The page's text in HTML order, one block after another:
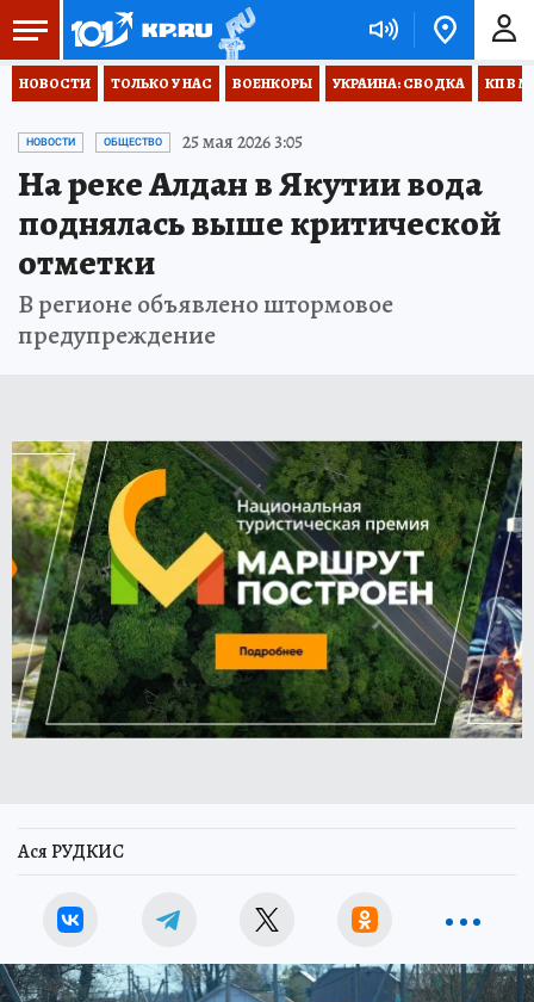
НОВОСТИ ТОЛЬКО У НАС ВОЕНКОРЫ УКРАИНА: СВОДКА КП В
НОВОСТИ ОБЩЕСТВО 25 мая 2026 3:05
На реке Алдан в Якутии вода
поднялась выше критической
отметки
В регионе объявлено штормовое
предупреждение
Ася РУДКИС